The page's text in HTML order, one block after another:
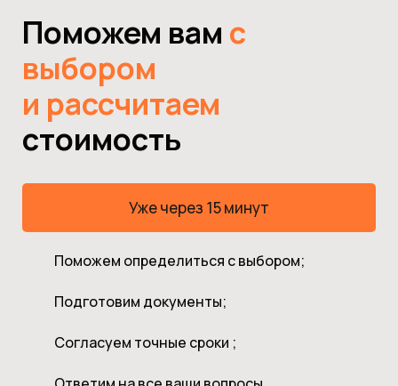
Поможем вам с
выбором
и рассчитаем
стоимость
Уже через 15 минут
Поможем определиться с выбором;
Подготовим документы;
Согласуем точные сроки ;